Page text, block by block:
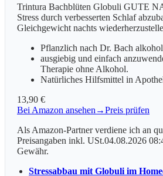
Trintura Bachblüten Globuli GUTE
Stress durch verbesserten Schlaf
Gleichgewicht nachts
Pflanzlich nach Dr. Bach
ausgiebig und einfach
Therapie ohne Alkohol.
Natürliches Hilfsmittel in
13,90 €
Bei Amazon ansehen →Preis prüfen
Als Amazon-Partner verdiene ich an
Preisangaben inkl. USt.04.08.2026
Gewähr.
Stressabbau mit Globuli im